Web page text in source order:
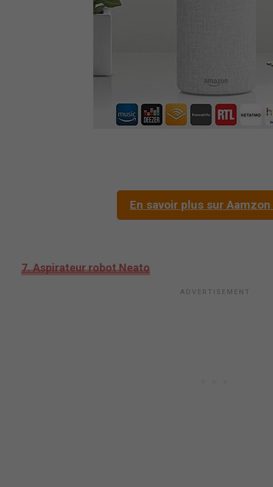
En savoir plus sur
7. Aspirateur robot Neato